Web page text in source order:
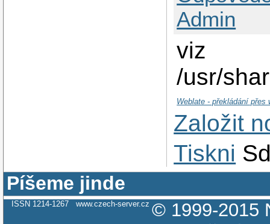
Admin
viz
/usr/
Weblate - překládání přes
Založit
Tiskni
Píšeme jinde
ISSN 1214-1267 www.czech-server.cz © 1999-2015